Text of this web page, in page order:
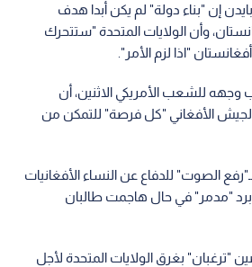
إن "بناء دولة" لم يكن أبدا هدف
وأن الولايات المتحدة "ستتحرك
"اذا لزم الأمر".
للشعب الأمريكي الاثنين، أن
الأفغاني "كل فرصة" للتمكن من
الصوت" للدفاع عن النساء الأفغانيات
"مدمر" في حال هاجمت طالبان
"ترغبان" بغرق الولايات المتحدة لأجل